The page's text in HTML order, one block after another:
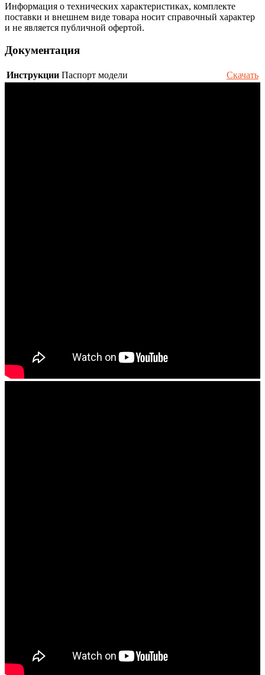
Информация о технических характеристиках, комплекте
поставки и внешнем виде товара носит справочный характер
и не является публичной офертой.
Документация
Инструкции Паспорт модели Скачать